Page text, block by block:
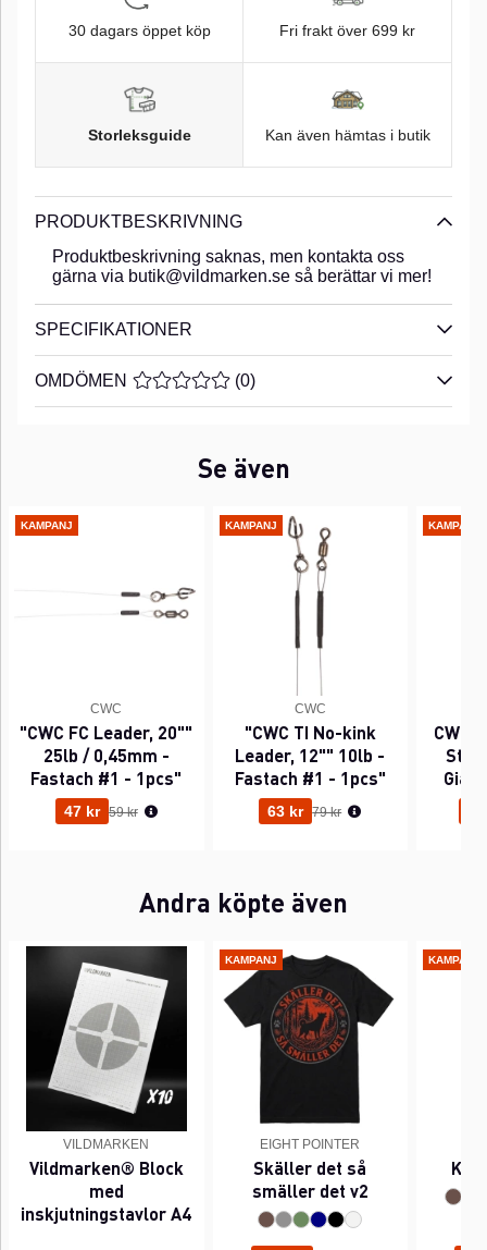
30 dagars öppet köp Fri frakt över 699 kr
Storleksguide Kan även hämtas i butik
PRODUKTBESKRIVNING
Produktbeskrivning saknas, men kontakta oss
gärna via butik@vildmarken.se så berättar vi mer!
SPECIFIKATIONER
OMDÖMEN MEDELBETYG 0 AV 5 ANTAL BETYG 0
(0)
Se även
KAMPANJ
CWC
"CWC FC Leader, 20""
25lb / 0,45mm -
Fastach #1 - 1pcs"
47 kr Ordinarie pris:
59 kr
KAMPANJ
CWC
"CWC TI No-kink
Leader, 12"" 10lb -
Fastach #1 - 1pcs"
63 kr Ordinarie pris:
79 kr
KAMPANJ
CWC
Andra köpte även
VILDMARKEN
Vildmarken® Block
med
inskjutningstavlor A4
KAMPANJ
EIGHT POINTER
Skäller det så
smäller det v2
KAMPANJ